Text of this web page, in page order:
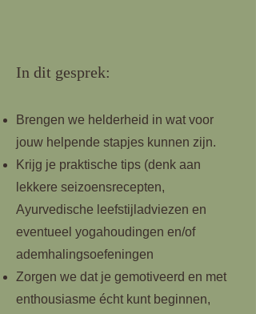
In dit gesprek:
Brengen we helderheid in wat voor
jouw helpende stapjes kunnen zijn.
Krijg je praktische tips (denk aan
lekkere seizoensrecepten,
Ayurvedische leefstijladviezen en
eventueel yogahoudingen en/of
ademhalingsoefeningen
Zorgen we dat je gemotiveerd en met
enthousiasme écht kunt beginnen,